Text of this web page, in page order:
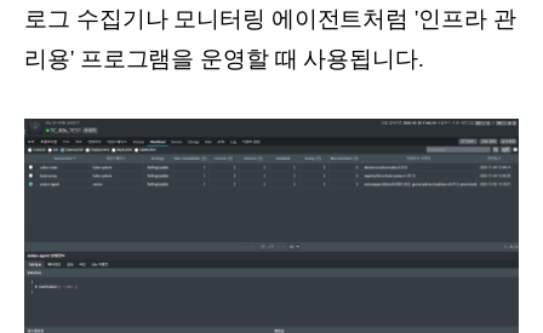
로그 수집기나 모니터링 에이전트처럼 '인프라 관
리용' 프로그램을 운영할 때 사용됩니다.